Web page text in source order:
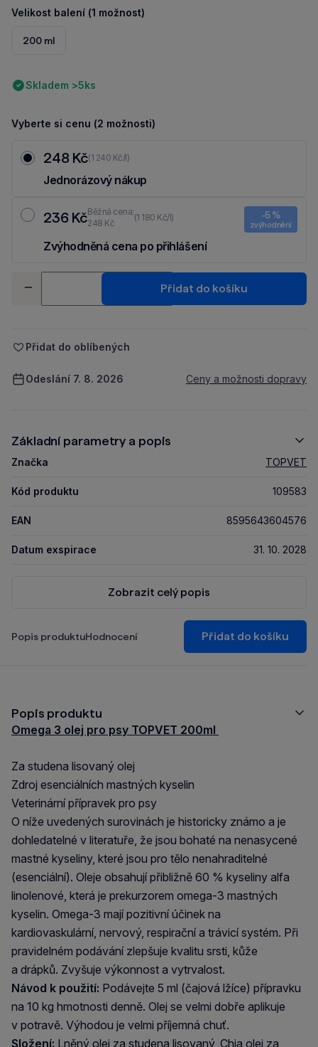
Velikost balení (1 možnost)
200 ml
Skladem >5ks
Vyberte si cenu (2 možnosti)
248 Kč(1 240 Kč/l)
Jednorázový nákup
236 KčBěžná cena:
248 Kč
(1 180 Kč/l) -5 %
zvýhodnění
Zvýhodněná cena po přihlášení
-
+
Přidat do košíku
Přidat do oblíbených
Odeslání 7. 8. 2026 Ceny a možnosti dopravy
Základní parametry a popis
Značka TOPVET
Kód produktu 109583
EAN 8595643604576
Datum exspirace 31. 10. 2028
Zobrazit celý popis
Popis produktuHodnocení Přidat do košíku
Popis produktu
Omega 3 olej pro psy TOPVET 200ml
Za studena lisovaný olej
Zdroj esenciálních mastných kyselin
Veterinární přípravek pro psy
O níže uvedených surovinách je historicky známo a je
dohledatelné v literatuře, že jsou bohaté na nenasycené
mastné kyseliny, které jsou pro tělo nenahraditelné
(esenciální). Oleje obsahují přibližně 60 % kyseliny alfa
linolenové, která je prekurzorem omega-3 mastných
kyselin. Omega-3 mají pozitivní účinek na
kardiovaskulární, nervový, respirační a trávicí systém. Při
pravidelném podávání zlepšuje kvalitu srsti, kůže
a drápků. Zvyšuje výkonnost a vytrvalost.
Návod k použití: Podávejte 5 ml (čajová lžíce) přípravku
na 10 kg hmotnosti denně. Olej se velmi dobře aplikuje
v potravě. Výhodou je velmi příjemná chuť.
Složení: Lněný olej za studena lisovaný, Chia olej za